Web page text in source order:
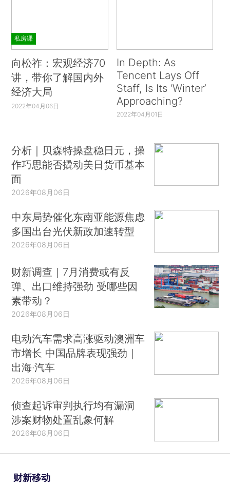
私房课
向松祚：宏观经济70
讲，带你了解国内外
经济大局
2022年04月06日
In Depth: As
Tencent Lays Off
Staff, Is Its ‘Winter’
Approaching?
2022年04月01日
分析｜贝森特操盘稳日元，操
作巧思能否撬动美日货币基本
面
2026年08月06日
中东局势催化东南亚能源焦虑
多国出台光伏新政加速转型
2026年08月06日
财新调查｜7月消费或有反
弹、出口维持强劲 受哪些因
素带动？
2026年08月06日
电动汽车需求高涨驱动澳洲车
市增长 中国品牌表现强劲｜
出海·汽车
2026年08月06日
侦查起诉审判执行均有漏洞
涉案财物处置乱象何解
2026年08月06日
财新移动